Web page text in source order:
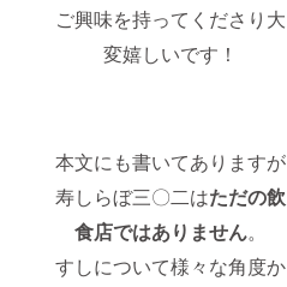
ご興味を持ってくださり大
変嬉しいです！
本文にも書いてありますが
寿しらぼ三〇二はただの飲
食店ではありません。
すしについて様々な角度か